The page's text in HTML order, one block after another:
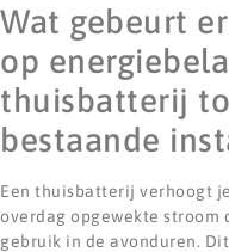
Wat gebeurt
op
thuisbatterij
bestaande
Een thuisbatterij verhoogt
overdag opgewekte
gebruik in de avonduren.